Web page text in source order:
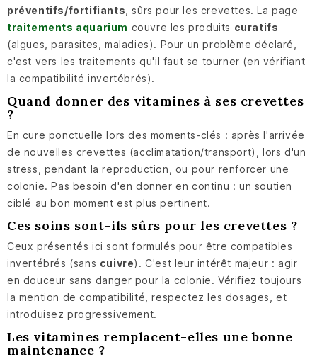
préventifs/fortifiants , sûrs pour les crevettes. La page
traitements aquarium couvre les produits curatifs
(algues, parasites, maladies). Pour un problème déclaré,
c'est vers les traitements qu'il faut se tourner (en vérifiant
la compatibilité invertébrés).
Quand donner des vitamines à ses crevettes
?
En cure ponctuelle lors des moments-clés : après l'arrivée
de nouvelles crevettes (acclimatation/transport), lors d'un
stress, pendant la reproduction, ou pour renforcer une
colonie. Pas besoin d'en donner en continu : un soutien
ciblé au bon moment est plus pertinent.
Ces soins sont-ils sûrs pour les crevettes ?
Ceux présentés ici sont formulés pour être compatibles
invertébrés (sans cuivre). C'est leur intérêt majeur : agir
en douceur sans danger pour la colonie. Vérifiez toujours
la mention de compatibilité, respectez les dosages, et
introduisez progressivement.
Les vitamines remplacent-elles une bonne
maintenance ?